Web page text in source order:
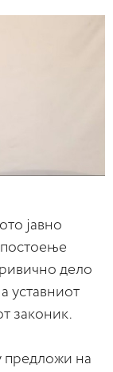
јавно
дело
уставниот
законик.
предложи на